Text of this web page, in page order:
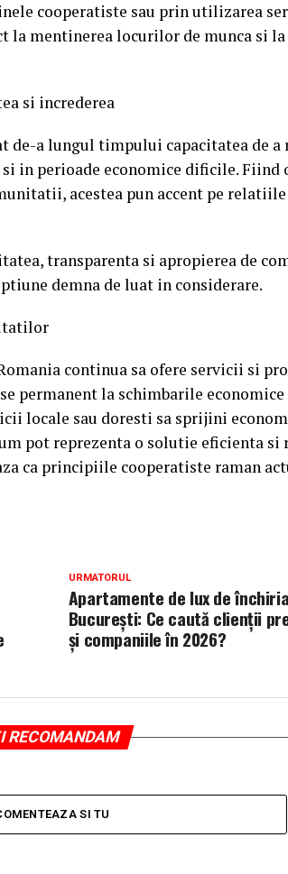
cooperatiste sau prin utilizarea
mentinerea locurilor de munca si
si increderea
de-a lungul timpului capacitatea de a
in perioade economice dificile. Fiind
acestea pun accent pe
transparenta si apropierea de
demna de luat in considerare.
continua sa ofere servicii si
permanent la schimbarile economice
locale sau doresti sa sprijini
pot reprezenta o solutie eficienta si
ca principiile cooperatiste raman
URMATORUL
Apartamente de lux de
București: Ce caută clienții
și companiile în 2026?
RECOMANDAM
SI TU